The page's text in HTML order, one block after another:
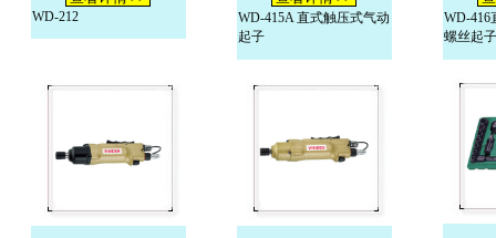
WD-212
WD-415A 直式触压式气动
起子
WD-416
螺丝起子